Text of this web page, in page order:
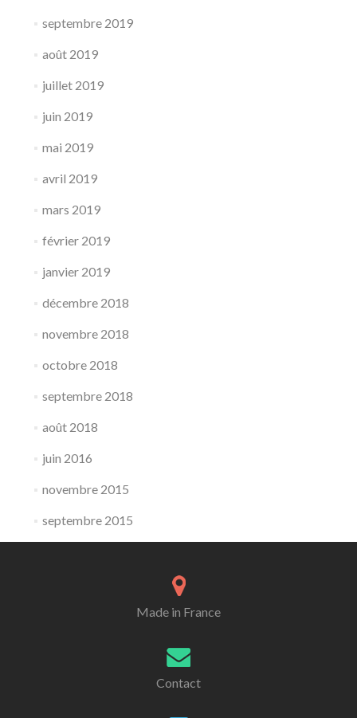
septembre 2019
août 2019
juillet 2019
juin 2019
mai 2019
avril 2019
mars 2019
février 2019
janvier 2019
décembre 2018
novembre 2018
octobre 2018
septembre 2018
août 2018
juin 2016
novembre 2015
septembre 2015
Made in France
Contact